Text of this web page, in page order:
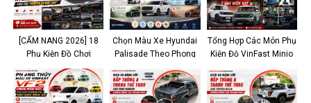
[CẨM NANG 2026] 18
Phụ Kiện Đồ Chơi
Hyundai Palisade Nâng
Tầm “Chuyên Cơ Mặt
Đất”
Chọn Màu Xe Hyundai
Palisade Theo Phong
Vạn Dặm Bình An
Tổng Hợp Các Món Phụ
Kiện Độ VinFast Minio
Nay